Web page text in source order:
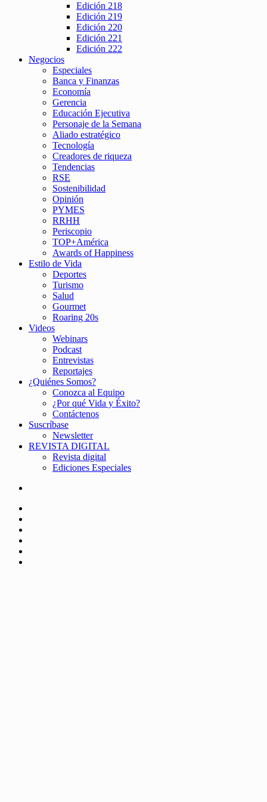
Edición 218
Edición 219
Edición 220
Edición 221
Edición 222
Negocios
Especiales
Banca y Finanzas
Economía
Gerencia
Educación Ejecutiva
Personaje de la Semana
Aliado estratégico
Tecnología
Creadores de riqueza
Tendencias
RSE
Sostenibilidad
Opinión
PYMES
RRHH
Periscopio
TOP+América
Awards of Happiness
Estilo de Vida
Deportes
Turismo
Salud
Gourmet
Roaring 20s
Videos
Webinars
Podcast
Entrevistas
Reportajes
¿Quiénes Somos?
Conozca al Equipo
¿Por qué Vida y Éxito?
Contáctenos
Suscríbase
Newsletter
REVISTA DIGITAL
Revista digital
Ediciones Especiales